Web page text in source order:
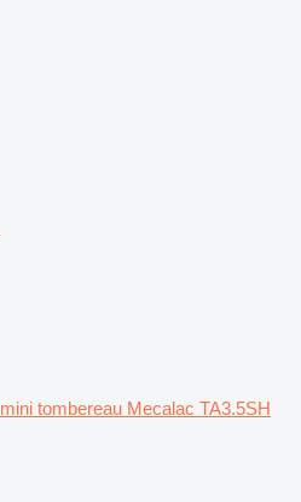
mini tombereau Mecalac TA3.5SH